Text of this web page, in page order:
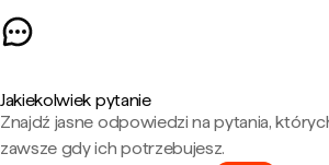
Jakiekolwiek pytanie
Znajdź jasne odpowiedzi na pytania,
zawsze gdy ich potrzebujesz.